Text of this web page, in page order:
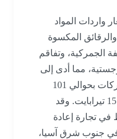
المواد
المكسوة
وتفاقم
مما أدى إلى
زيادة في نفقات مشتريات الشركات بحوالي 101
إلى 151 تيرابايت إلى 151 تيرابايت. وقد
إعادة
شرق آسيا،